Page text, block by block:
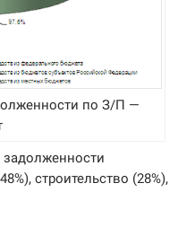
по З/П —
строительство (28%),